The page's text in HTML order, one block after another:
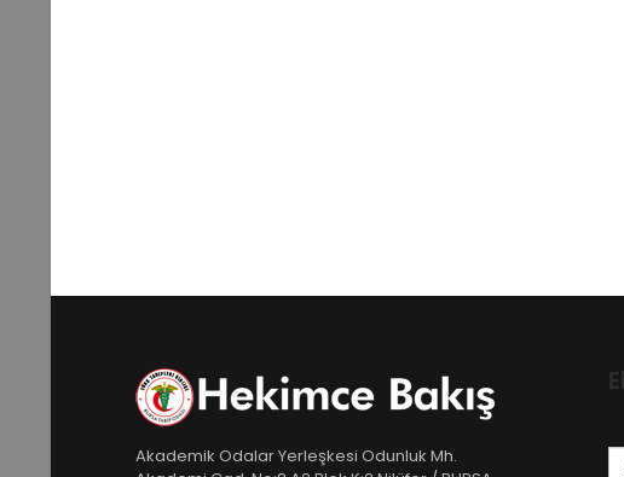
Akademik Odalar Yerleşkesi Odunluk Mh.